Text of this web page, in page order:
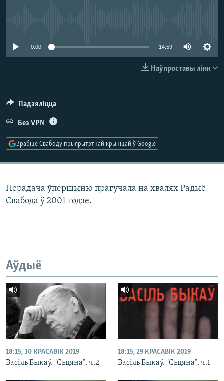
0:00 14:59
Наўпроставы лінк
Падзяліцца
Без VPN
Зрабіце Свабоду прыярытэтнай крыніцай ў Google
Перадача ўпершыню прагучала на хвалях Радыё
Свабода ў 2001 годзе.
Аўдыё
18:15, 30 КРАСАВІК 2019
Васіль Быкаў. "Сьцяна". ч.2
18:15, 29 КРАСАВІК 2019
Васіль Быкаў. "Сьцяна". ч.1